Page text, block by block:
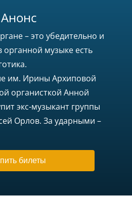
Анонс
– это убедительно и
органной музыке есть
им. Ирины Архиповой
органисткой Анной
экс-музыкант группы
Орлов. За ударными –
билеты